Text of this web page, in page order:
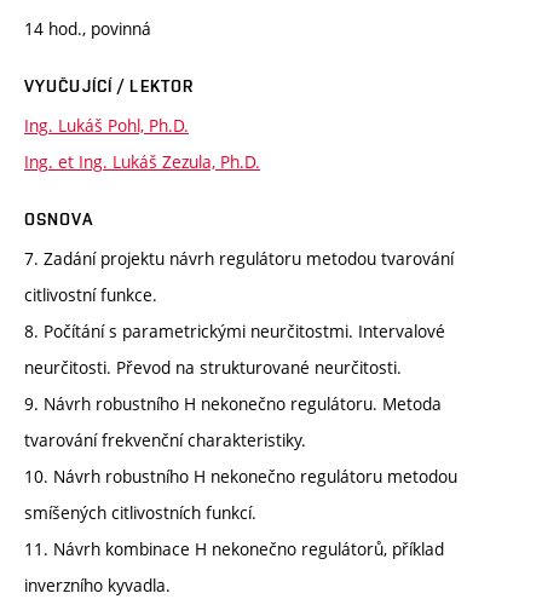
14 hod., povinná
VYUČUJÍCÍ / LEKTOR
Ing. Lukáš Pohl, Ph.D.
Ing. et Ing. Lukáš Zezula, Ph.D.
OSNOVA
7. Zadání projektu návrh regulátoru metodou tvarování
citlivostní funkce.
8. Počítání s parametrickými neurčitostmi. Intervalové
neurčitosti. Převod na strukturované neurčitosti.
9. Návrh robustního H nekonečno regulátoru. Metoda
tvarování frekvenční charakteristiky.
10. Návrh robustního H nekonečno regulátoru metodou
smíšených citlivostních funkcí.
11. Návrh kombinace H nekonečno regulátorů, příklad
inverzního kyvadla.